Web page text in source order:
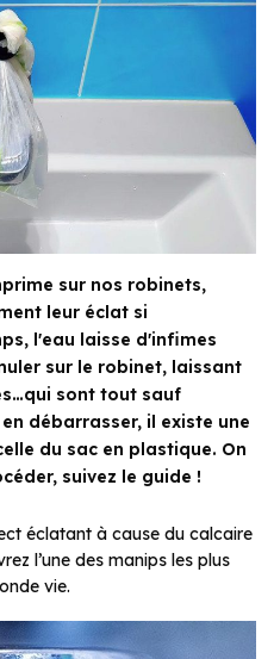
sur nos robinets,
leur éclat si
l'eau laisse d'infimes
sur le robinet, laissant
sont tout sauf
débarrasser, il existe une
du sac en plastique. On
suivez le guide !
éclatant à cause du calcaire
l’une des manips les plus
vie.